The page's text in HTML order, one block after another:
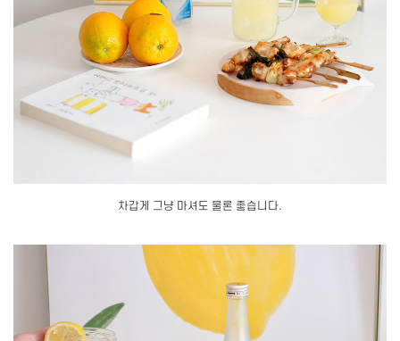
차갑게 그냥 마셔도 물론 좋습니다.